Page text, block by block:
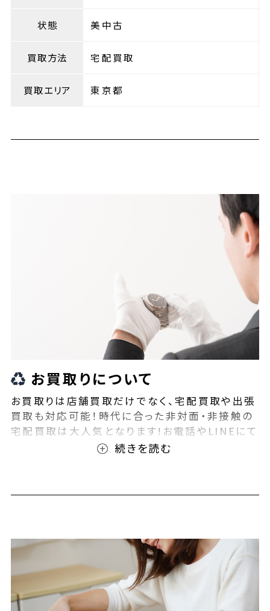
状態 美中古
買取方法 宅配買取
買取エリア 東京都
お買取りについて
お買取りは店舗買取だけでなく、宅配買取や出張
買取も対応可能！時代に合った非対面・非接触の
宅配買取は大人気となります!お電話やLINEにて
事前査定が可能となっております！また無料の宅